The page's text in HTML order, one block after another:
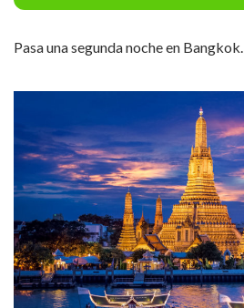
Pasa una segunda noche en Bangkok.